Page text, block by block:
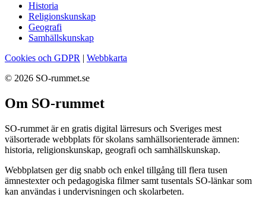
Historia
Religionskunskap
Geografi
Samhällskunskap
Cookies och GDPR | Webbkarta
© 2026 SO-rummet.se
Om SO-rummet
SO-rummet är en gratis digital lärresurs och Sveriges mest
välsorterade webbplats för skolans samhällsorienterade ämnen:
historia, religionskunskap, geografi och samhällskunskap.
Webbplatsen ger dig snabb och enkel tillgång till flera tusen
ämnestexter och pedagogiska filmer samt tusentals SO-länkar som
kan användas i undervisningen och skolarbeten.